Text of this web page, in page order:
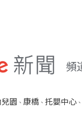
兒園 、 康橋、 托嬰中心、